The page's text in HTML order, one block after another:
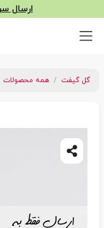
ارسال
گل گیفت همه محصولات